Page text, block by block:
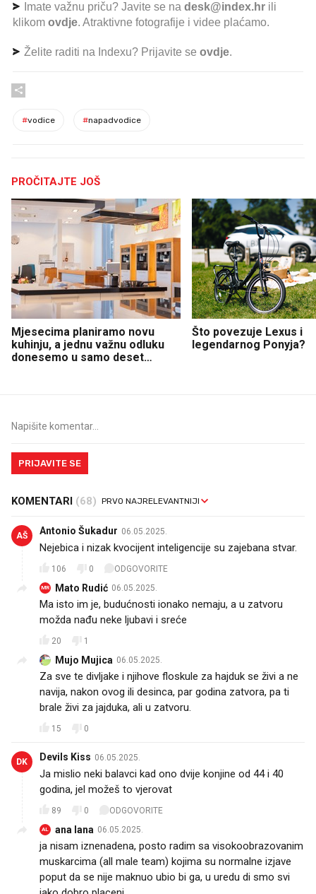
Imate važnu priču? Javite se na desk@index.hr ili
klikom ovdje. Atraktivne fotografije i videe plaćamo.
Želite raditi na Indexu? Prijavite se ovdje.
#vodice #napadvodice
PROČITAJTE JOŠ
Mjesecima planiramo novu
kuhinju, a jednu važnu odluku
donesemo u samo deset
Što povezuje Lexus i
legendarnog Ponyja?
PRIJAVITE SE
KOMENTARI (68)
AŠ Antonio Šukadur 06.05.2025.
Nejebica i nizak kvocijent inteligencije su zajebana stvar.
106 0 ODGOVORITE
MR Mato Rudić 06.05.2025.
Ma isto im je, budućnosti ionako nemaju, a u zatvoru
možda nađu neke ljubavi i sreće
20 1
Mujo Mujica 06.05.2025.
Za sve te divljake i njihove floskule za hajduk se živi a ne
navija, nakon ovog ili desinca, par godina zatvora, pa ti
brale živi za jajduka, ali u zatvoru.
15 0
DK Devils Kiss 06.05.2025.
Ja mislio neki balavci kad ono dvije konjine od 44 i 40
godina, jel možeš to vjerovat
89 0 ODGOVORITE
AL ana lana 06.05.2025.
ja nisam iznenadena, posto radim sa visokoobrazovanim
muskarcima (all male team) kojima su normalne izjave
poput da se nije maknuo ubio bi ga, u uredu di smo svi